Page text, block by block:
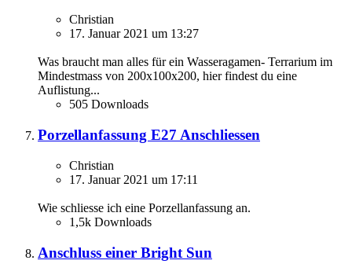
Christian
17. Januar 2021 um 13:27
Was braucht man alles für ein Wasseragamen- Terrarium im
Mindestmass von 200x100x200, hier findest du eine
Auflistung...
505 Downloads
Porzellanfassung E27 Anschliessen
Christian
17. Januar 2021 um 17:11
Wie schliesse ich eine Porzellanfassung an.
1,5k Downloads
Anschluss einer Bright Sun